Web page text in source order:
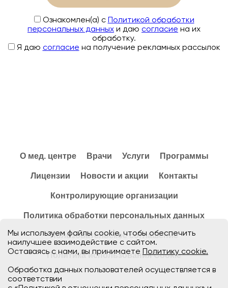
Ознакомлен(а) с Политикой обработки
персональных данных и даю согласие на их
обработку.
Я даю согласие на получение рекламных рассылок
О мед. центре Врачи Услуги Программы
Лицензии Новости и акции Контакты
Контролирующие организации
Политика обработки персональных данных
Пользовательское соглашение
Политика использования Cookie
Мы используем файлы cookie, чтобы обеспечить
наилучшее взаимодействие с сайтом.
Оставаясь с нами, вы принимаете
Политику cookie.
Обработка данных пользователей осуществляется в
соответствии